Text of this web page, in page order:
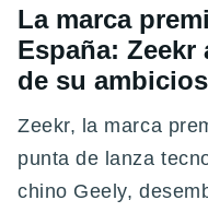
La marca
España:
de su
Zeekr, la marca
punta de lanza
chino Geely,